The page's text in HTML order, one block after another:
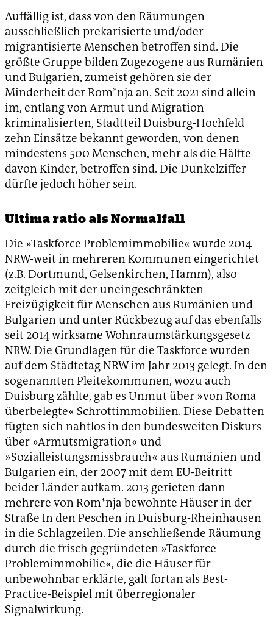
Auffällig ist, dass von den Räumungen
ausschließlich prekarisierte und/oder
migrantisierte Menschen betroffen sind. Die
größte Gruppe bilden Zugezogene aus Rumänien
und Bulgarien, zumeist gehören sie der
Minderheit der Rom*nja an. Seit 2021 sind allein
im, entlang von Armut und Migration
kriminalisierten, Stadtteil Duisburg-Hochfeld
zehn Einsätze bekannt geworden, von denen
mindestens 500 Menschen, mehr als die Hälfte
davon Kinder, betroffen sind. Die Dunkelziffer
dürfte jedoch höher sein.
Ultima ratio als Normalfall
Die »Taskforce Problemimmobilie« wurde 2014
NRW-weit in mehreren Kommunen eingerichtet
(z.B. Dortmund, Gelsenkirchen, Hamm), also
zeitgleich mit der uneingeschränkten
Freizügigkeit für Menschen aus Rumänien und
Bulgarien und unter Rückbezug auf das ebenfalls
seit 2014 wirksame Wohnraumstärkungsgesetz
NRW. Die Grundlagen für die Taskforce wurden
auf dem Städtetag NRW im Jahr 2013 gelegt. In den
sogenannten Pleitekommunen, wozu auch
Duisburg zählte, gab es Unmut über »von Roma
überbelegte« Schrottimmobilien. Diese Debatten
fügten sich nahtlos in den bundesweiten Diskurs
über »Armutsmigration« und
»Sozialleistungsmissbrauch« aus Rumänien und
Bulgarien ein, der 2007 mit dem EU-Beitritt
beider Länder aufkam. 2013 gerieten dann
mehrere von Rom*nja bewohnte Häuser in der
Straße In den Peschen in Duisburg-Rheinhausen
in die Schlagzeilen. Die anschließende Räumung
durch die frisch gegründeten »Taskforce
Problemimmobilie«, die die Häuser für
unbewohnbar erklärte, galt fortan als Best-
Practice-Beispiel mit überregionaler
Signalwirkung.